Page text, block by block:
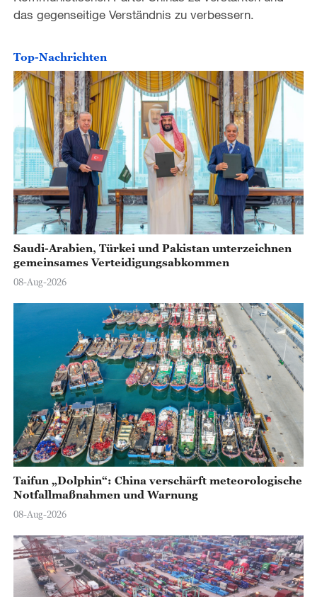
das gegenseitige Verständnis zu verbessern.
Top-Nachrichten
Saudi-Arabien, Türkei und Pakistan unterzeichnen
gemeinsames Verteidigungsabkommen
08-Aug-2026
Taifun „Dolphin“: China verschärft meteorologische
Notfallmaßnahmen und Warnung
08-Aug-2026